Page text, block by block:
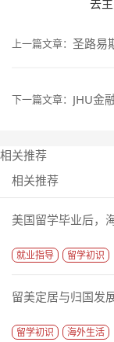
上一篇文章： 圣路易
下一篇文章： JHU金
相关推荐
相关推荐
美国留学毕业后，
就业指导 留学初识
留美定居与归国发
留学初识 海外生活